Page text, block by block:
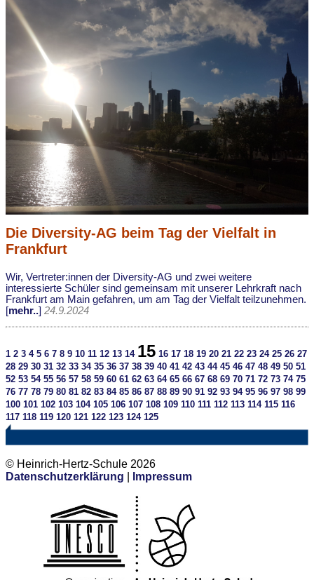
Die Diversity-AG beim Tag der Vielfalt in
Frankfurt
Wir, Vertreter:innen der Diversity-AG und zwei weitere
interessierte Schüler sind gemeinsam mit unserer Lehrkraft nach
Frankfurt am Main gefahren, um am Tag der Vielfalt teilzunehmen.
[mehr..] 24.9.2024
1 2 3 4 5 6 7 8 9 10 11 12 13 14 15 16 17 18 19 20 21 22 23 24 25 26 27
28 29 30 31 32 33 34 35 36 37 38 39 40 41 42 43 44 45 46 47 48 49 50 51
52 53 54 55 56 57 58 59 60 61 62 63 64 65 66 67 68 69 70 71 72 73 74 75
76 77 78 79 80 81 82 83 84 85 86 87 88 89 90 91 92 93 94 95 96 97 98 99
100 101 102 103 104 105 106 107 108 109 110 111 112 113 114 115 116
117 118 119 120 121 122 123 124 125
© Heinrich-Hertz-Schule 2026
Datenschutzerklärung
Impressum